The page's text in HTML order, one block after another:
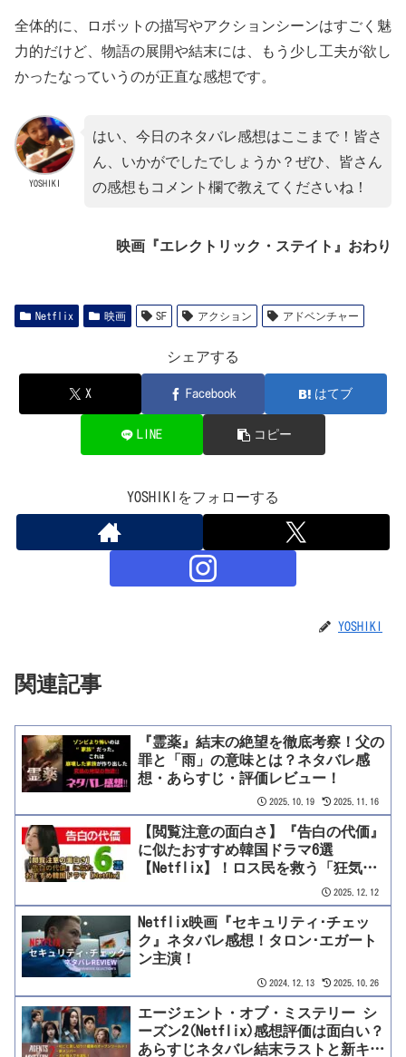
全体的に、ロボットの描写やアクションシーンはすごく魅
力的だけど、物語の展開や結末には、もう少し工夫が欲し
かったなっていうのが正直な感想です。
YOSHIKI
はい、今日のネタバレ感想はここまで！皆さ
ん、いかがでしたでしょうか？ぜひ、皆さん
の感想もコメント欄で教えてくださいね！
映画『エレクトリック・ステイト』おわり
Netflix 映画 SF アクション アドベンチャー
シェアする
X Facebook はてブ
LINE コピー
YOSHIKIをフォローする
YOSHIKI
関連記事
『霊薬』結末の絶望を徹底考察！父の
罪と「雨」の意味とは？ネタバレ感
想・あらすじ・評価レビュー！
2025.10.19 2025.11.16
【閲覧注意の面白さ】『告白の代価』
に似たおすすめ韓国ドラマ6選
【Netflix】！ロス民を救う「狂気×
女の絆」サスペンス傑作選＆徹底比較
2025.12.12
Netflix映画『セキュリティ･チェッ
ク』ネタバレ感想！タロン･エガート
ン主演！
2024.12.13 2025.10.26
エージェント・オブ・ミステリー シ
ーズン2(Netflix)感想評価は面白い？
あらすじネタバレ結末ラストと新キャ